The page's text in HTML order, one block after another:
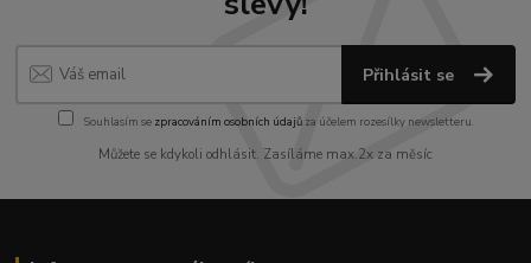
Přihlásit se
Souhlasím se zpracováním osobních údajůza účelem rozesílky newsletteru.
Můžete se kdykoli odhlásit. Zasíláme max.2x za měsíc